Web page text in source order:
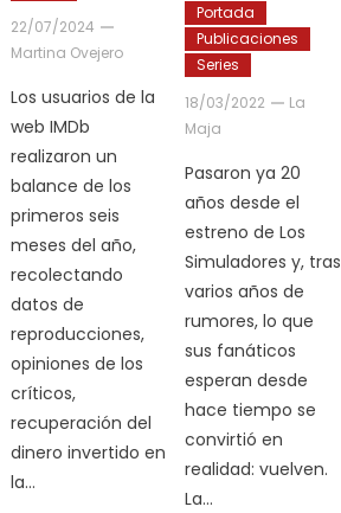
22/07/2024
Martina Ovejero
Los usuarios de la
web IMDb
realizaron un
balance de los
primeros seis
meses del año,
recolectando
datos de
reproducciones,
opiniones de los
críticos,
recuperación del
dinero invertido en
la…
Portada
Publicaciones
Series
18/03/2022
La
Maja
Pasaron ya 20
años desde el
estreno de Los
Simuladores y, tras
varios años de
rumores, lo que
sus fanáticos
esperan desde
hace tiempo se
convirtió en
realidad: vuelven.
La…